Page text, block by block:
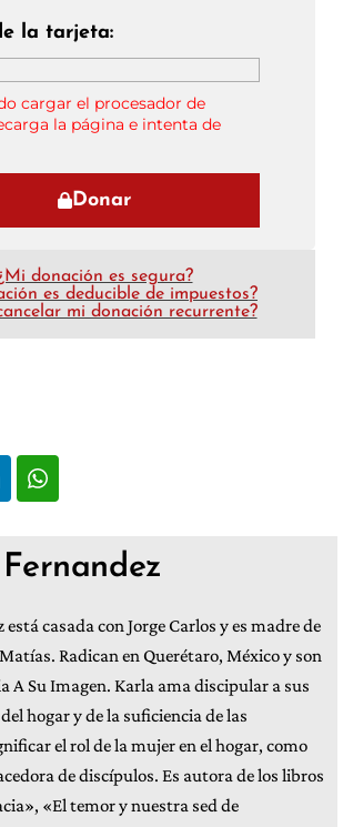
la tarjeta:
cargar el procesador de
la página e intenta de
Donar
donación es segura?
es deducible de impuestos?
mi donación recurrente?
LinkedIn
casada con Jorge Carlos y es madre de
Radican en Querétaro, México y son
A Su Imagen. Karla ama discipular a sus
hogar y de la suficiencia de las
el rol de la mujer en el hogar, como
de discípulos. Es autora de los libros
«El temor y nuestra sed de